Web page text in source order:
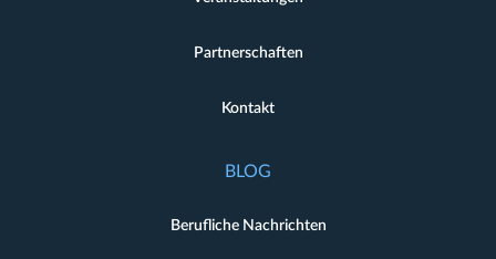
Partnerschaften
Kontakt
BLOG
Berufliche Nachrichten